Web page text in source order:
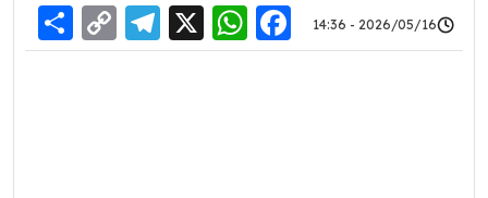
2026/05/16 - 14:36
Facebook
WhatsApp
X
Link